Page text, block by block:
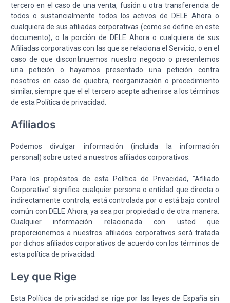
tercero en el caso de una venta, fusión u otra transferencia de
todos o sustancialmente todos los activos de DELE Ahora o
cualquiera de sus afiliadas corporativas (como se define en este
documento), o la porción de DELE Ahora o cualquiera de sus
Afiliadas corporativas con las que se relaciona el Servicio, o en el
caso de que discontinuemos nuestro negocio o presentemos
una petición o hayamos presentado una petición contra
nosotros en caso de quiebra, reorganización o procedimiento
similar, siempre que el el tercero acepte adherirse a los términos
de esta Política de privacidad.
Afiliados
Podemos divulgar información (incluida la información
personal) sobre usted a nuestros afiliados corporativos.
Para los propósitos de esta Política de Privacidad, "Afiliado
Corporativo" significa cualquier persona o entidad que directa o
indirectamente controla, está controlada por o está bajo control
común con DELE Ahora, ya sea por propiedad o de otra manera.
Cualquier información relacionada con usted que
proporcionemos a nuestros afiliados corporativos será tratada
por dichos afiliados corporativos de acuerdo con los términos de
esta política de privacidad.
Ley que Rige
Esta Política de privacidad se rige por las leyes de España sin